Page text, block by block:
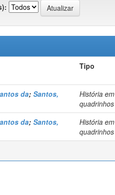
Tipo
da; Santos,
História em
quadrinhos
da; Santos,
História em
quadrinhos